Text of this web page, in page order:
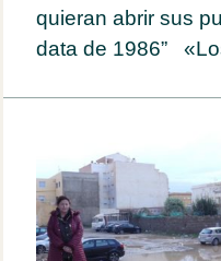
quieran abrir sus
data de 1986”